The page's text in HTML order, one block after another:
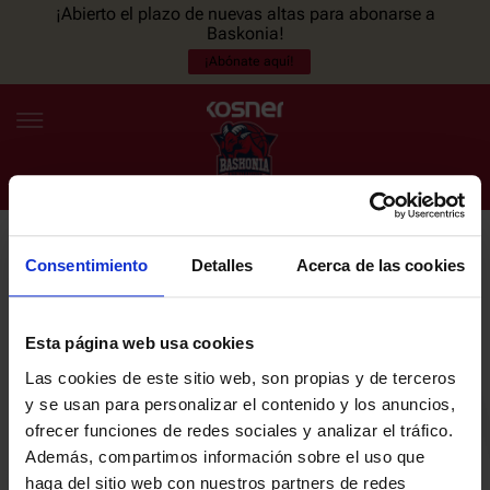
Consentimiento Detalles Acerca de las cookies
Esta página web usa cookies
Las cookies de este sitio web, son propias y de terceros
y se usan para personalizar el contenido y los anuncios,
ofrecer funciones de redes sociales y analizar el tráfico.
Además, compartimos información sobre el uso que
haga del sitio web con nuestros partners de redes
¡Abierto el plazo de nuevas altas para abonarse a
Baskonia!
¡Abónate aquí!
ES EU
NOTICIAS
PLANTILLA
ENTRADAS
NEWSLETTER
últimas noticias y promociones del club.
Email
He leído y acepto laPolítica de privacidaddel SASKI BASKONIA